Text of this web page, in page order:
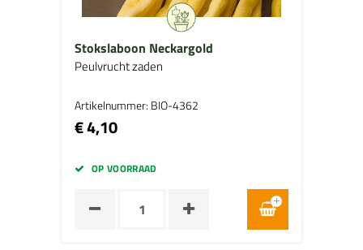
Stokslaboon Neckargold
Peulvrucht zaden
Artikelnummer: BIO-4362
€ 4,10
OP VOORRAAD